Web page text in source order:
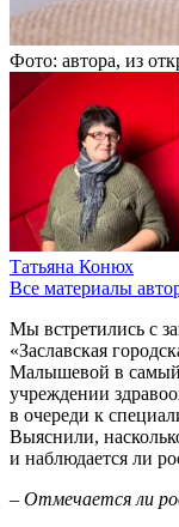
Фото: автора, из
Татьяна Конюх
Все материалы
Мы встретились с
«Заславская
Малышевой в самый
учреждении
в очереди к
Выяснили,
и наблюдается ли
– Отмечается ли